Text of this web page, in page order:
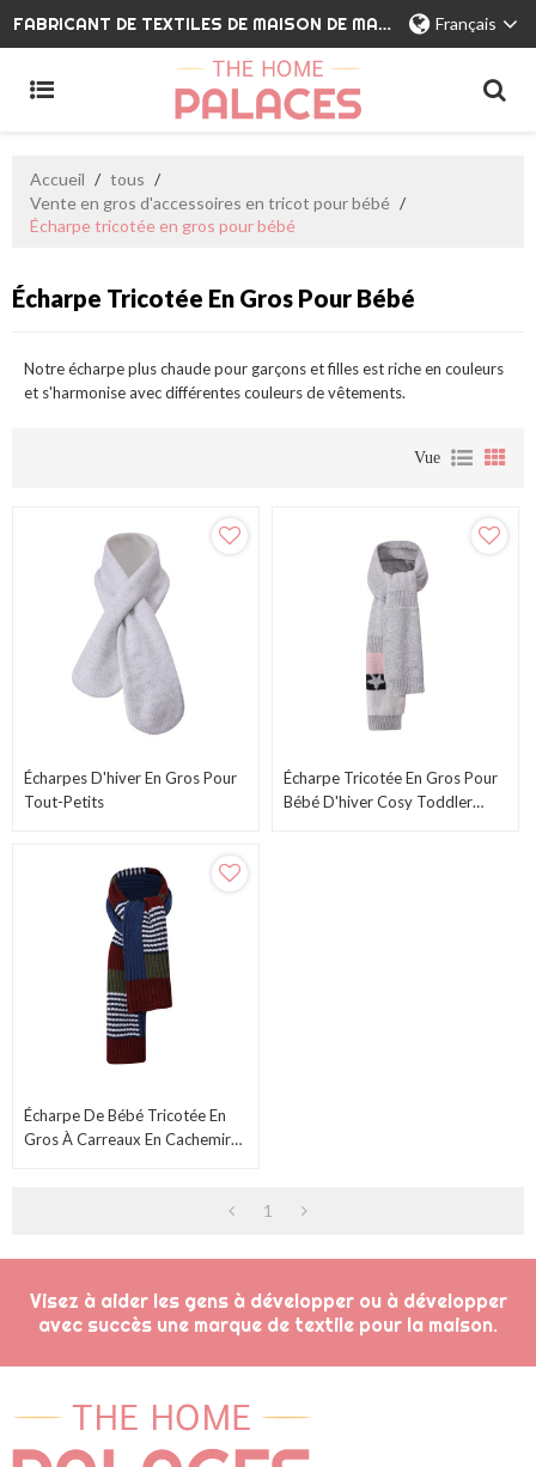
FABRICANT DE TEXTILES DE MAISON DE MARQUE PRIVÉE Français
Accueil / tous /
Vente en gros d'accessoires en tricot pour bébé /
Écharpe tricotée en gros pour bébé
Écharpe Tricotée En Gros Pour Bébé
Notre écharpe plus chaude pour garçons et filles est riche en couleurs
et s'harmonise avec différentes couleurs de vêtements.
Vue
Écharpes D'hiver En Gros Pour
Tout-Petits
Écharpe Tricotée En Gros Pour
Bébé D'hiver Cosy Toddler
Écharpe De Bébé Tricotée En
Gros À Carreaux En Cachemire
1
Visez à aider les gens à développer ou à développer
avec succès une marque de textile pour la maison.